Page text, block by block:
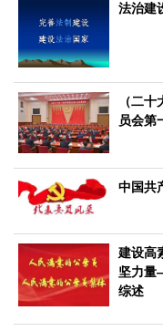
工业
装备制造 智能制造
科教
科技观察 创新前沿
三农
智慧农业 智慧乡村
国防建设 军民融合
国际
法治建
（二
员会第
中国共
建设高
坚力量
综述